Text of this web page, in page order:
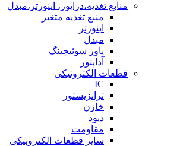
منابع تغذیه،درایور، اینورتر،مبدل
منبع تغذیه متغیر
اینورتر
مبدل
پاور سوئیچینگ
آداپتور
قطعات الکترونیکی
IC
ترانزیستور
خازن
دیود
مقاومت
سایر قطعات الکترونیکی